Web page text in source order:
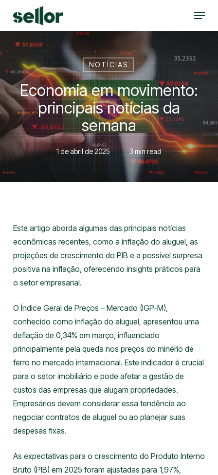
main
content
Menu
NOTÍCIAS
Economia em movimento:
principais notícias da
semana
1 de abril de 2025 3 min read
Este artigo aborda algumas das principais notícias
econômicas recentes, como a inflação do aluguel, as
projeções de crescimento do PIB e a possível surpresa
positiva na inflação, oferecendo insights práticos para
o setor empresarial.
O Índice Geral de Preços – Mercado (IGP-M),
conhecido como inflação do aluguel, apresentou uma
deflação de 0,34% em março, influenciado
principalmente pela queda nos preços do minério de
ferro no mercado internacional. Este indicador é crucial
para o setor imobiliário e pode afetar a gestão de
custos das empresas que alugam propriedades.
Empresários devem considerar essa tendência ao
negociar contratos de aluguel ou ao planejar suas
despesas fixas.
As expectativas para o crescimento do Produto Interno
Bruto (PIB) em 2025 foram ajustadas para 1,97%,
Close